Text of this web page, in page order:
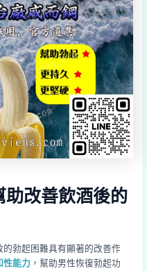
改善飲酒後的
勃起困難具有顯著的改善作
性能力 ，幫助男性恢復勃起功